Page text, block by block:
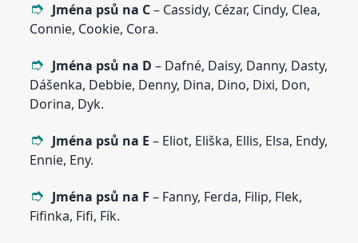
Jména psů na C– Cassidy, Cézar, Cindy, Clea,
Connie, Cookie, Cora.
Jména psů na D – Dafné, Daisy, Danny, Dasty,
Dášenka, Debbie, Denny, Dina, Dino, Dixi, Don,
Dorina, Dyk.
Jména psů na E – Eliot, Eliška, Ellis, Elsa, Endy,
Ennie, Eny.
Jména psů na F – Fanny, Ferda, Filip, Flek,
Fifinka, Fifi, Fík.